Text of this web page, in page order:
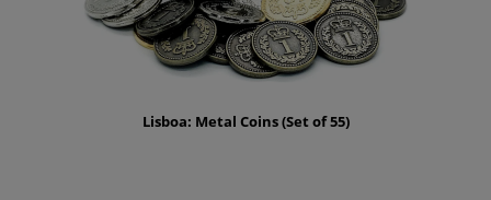
Lisboa: Metal Coins (Set of 55)